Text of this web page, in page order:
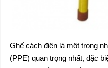
Ghế cách điện là một trong
(PPE) quan trọng nhất, đặc